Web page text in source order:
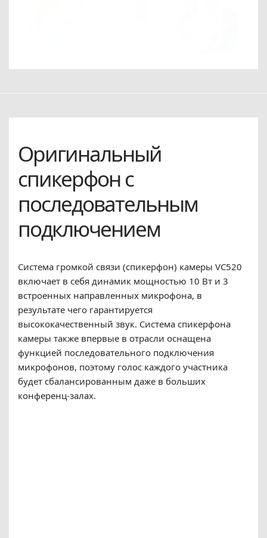
Оригинальный
спикерфон с
последовательным
подключением
Система громкой связи (спикерфон) камеры VC520
включает в себя динамик мощностью 10 Вт и 3
встроенных направленных микрофона, в
результате чего гарантируется
высококачественный звук. Система спикерфона
камеры также впервые в отрасли оснащена
функцией последовательного подключения
микрофонов, поэтому голос каждого участника
будет сбалансированным даже в больших
конференц-залах.